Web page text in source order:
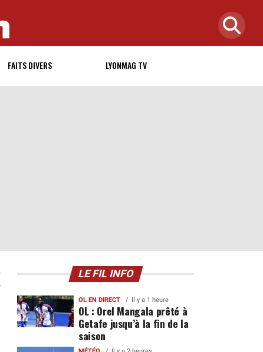
FAITS DIVERS LYONMAG TV
LE FIL INFO
OL EN DIRECT Il y a 1 heure
OL : Orel Mangala prêté à
Getafe jusqu’à la fin de la
saison